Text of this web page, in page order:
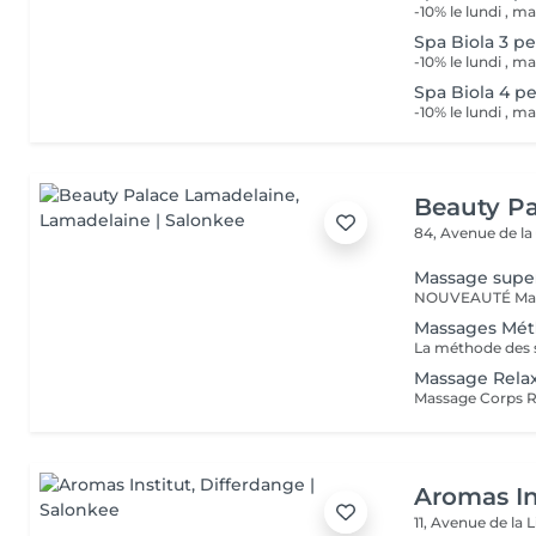
Spa Biola 3
Spa Biola 4
Beauty
84, Avenue de la
Massage
Massages
Massage
Aromas
11, Avenue de la